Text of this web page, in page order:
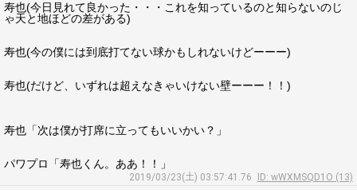
寿也(今日見れて良かった・・・これを知っているのと知らないのじ
ゃ天と地ほどの差がある)
寿也(今の僕には到底打てない球かもしれないけどーーー)
寿也(だけど、いずれは超えなきゃいけない壁ーーー！！)
寿也「次は僕が打席に立ってもいいかい？」
パワプロ「寿也くん。ああ！！」
2019/03/23(土) 03:57:41.76
ID: wWXMSQD1O (13)